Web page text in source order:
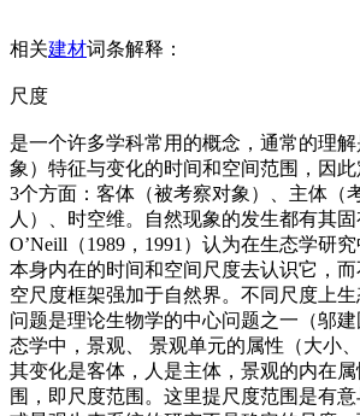
相关建材词条解释：
尺度
是一个许多学科常用的概念，通常的理
象）特征与变化的时间和空间范围，因
3个方面：客体（被考察对象）、主体（
人）、时空维。自然现象的发生都有其固
O’Neill（1989，1991）认为在生态学研
本身内在的时间和空间尺度去认识它，
空尺度框架强加于自然界。不同尺度上
问题是理论生物学的中心问题之一（邬
态学中，景观、 景观单元的属性（大小
其变化是客体，人是主体，景观的内在
围，即尺度范围。这里提尺度范围是有